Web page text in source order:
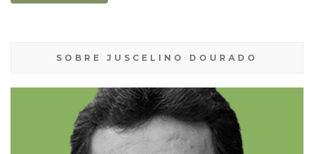
SOBRE JUSCELINO DOURADO